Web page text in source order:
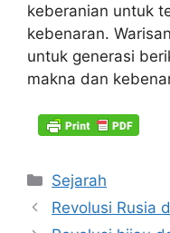
keberanian untuk
kebenaran.
untuk generasi
makna dan
Kategori
Sejarah
Revolusi Rusia